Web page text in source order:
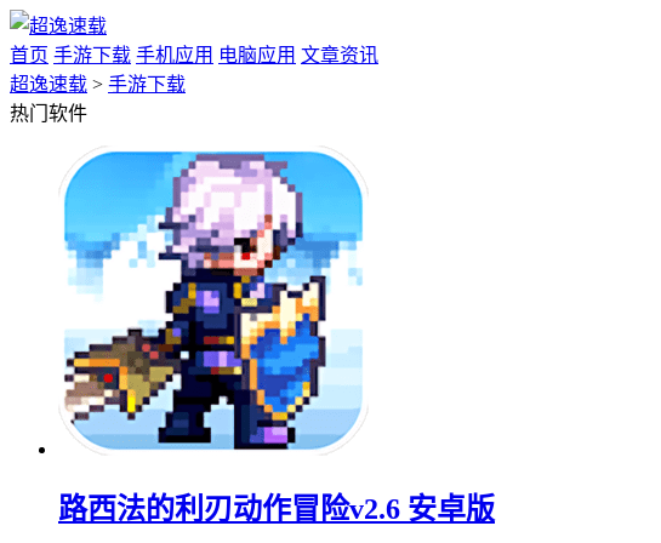
首页 手游下载 手机应用 电脑应用 文章资讯
超逸速载 > 手游下载
热门软件
路西法的利刃动作冒险v2.6 安卓版